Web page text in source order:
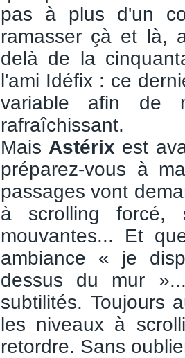
pas à plus d'un
ramasser çà et là,
delà de la
l'ami Idéfix : ce
variable afin de
rafraîchissant.
Mais Astérix est
préparez-vous à
passages vont
à scrolling forcé,
mouvantes... Et
ambiance « je
dessus du mur
subtilités. Toujours
les niveaux à
retordre. Sans